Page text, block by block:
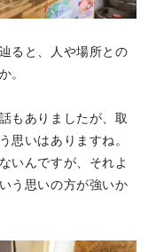
ると、人や場所との
。
もありましたが、取
思いはありますね。
いんですが、それよ
う思いの方が強いか